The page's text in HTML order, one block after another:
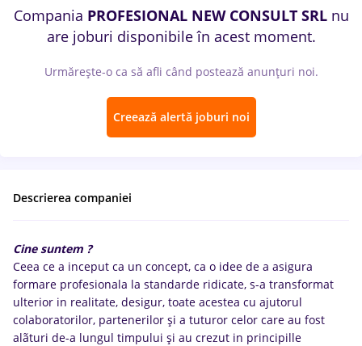
Compania PROFESIONAL NEW CONSULT SRLnu
are joburi disponibile în acest moment.
Urmărește-o ca să afli când postează anunțuri noi.
Creează alertă joburi noi
Descrierea companiei
Cine suntem ?
Ceea ce a inceput ca un concept, ca o idee de a asigura
formare profesionala la standarde ridicate, s-a transformat
ulterior in realitate, desigur, toate acestea cu ajutorul
colaboratorilor, partenerilor şi a tuturor celor care au fost
alãturi de-a lungul timpului şi au crezut in principille